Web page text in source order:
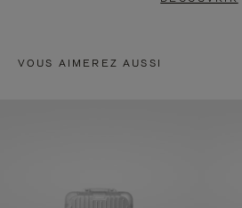
VOUS AIMEREZ AUSSI